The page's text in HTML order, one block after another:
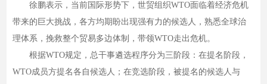
徐鹏表示，当前国际形势下，世贸组织WTO面临着经济危机
带来的巨大挑战，各方均期盼出现强有力的候选人，熟悉全球治
理体系，挽救整个贸易多边体制，带领WTO走出危机。
根据WTO规定，总干事遴选程序分为三阶段：在提名阶段，
WTO成员方提名各自候选人；在竞选阶段，被提名的候选人与